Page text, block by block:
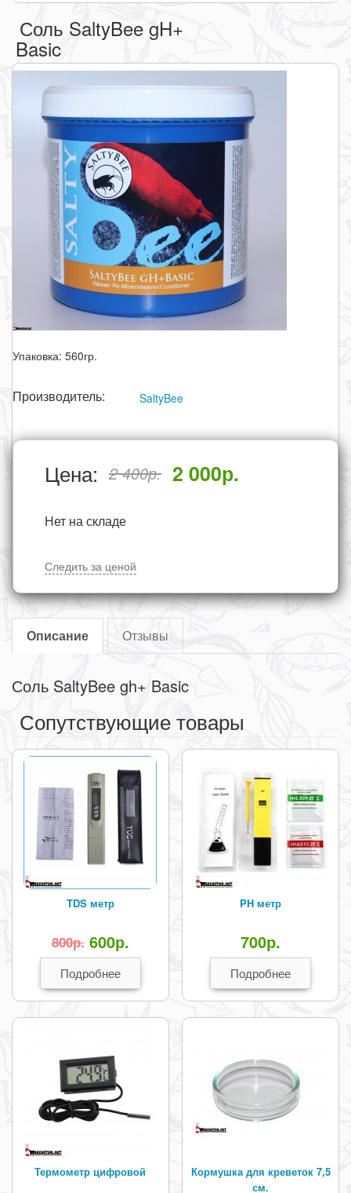
Соль SaltyBee gH+
Basic
Упаковка: 560гр.
Производитель: SaltyBee
Цена: 2 400р. 2 000р.
Нет на складе
Следить за ценой
Описание Отзывы
Соль SaltyBee gh+ Basic
Сопутствующие товары
TDS метр
800р. 600р.
Подробнее
PH метр
700р.
Подробнее
Термометр цифровой
Кормушка для креветок 7,5
см.